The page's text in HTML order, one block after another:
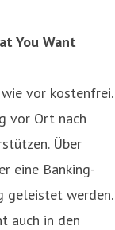
You Want
vor kostenfrei.
vor Ort nach
Über
eine Banking-
geleistet werden.
auch in den